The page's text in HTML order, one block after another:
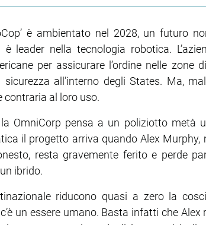
è ambientato nel 2028, un futuro
leader nella tecnologia robotica.
per assicurare l’ordine nelle zone
all’interno degli States. Ma,
contraria al loro uso.
OmniCorp pensa a un poliziotto metà
il progetto arriva quando Alex Murphy,
resta gravemente ferito e perde
ibrido.
riducono quasi a zero la
un essere umano. Basta infatti che Alex